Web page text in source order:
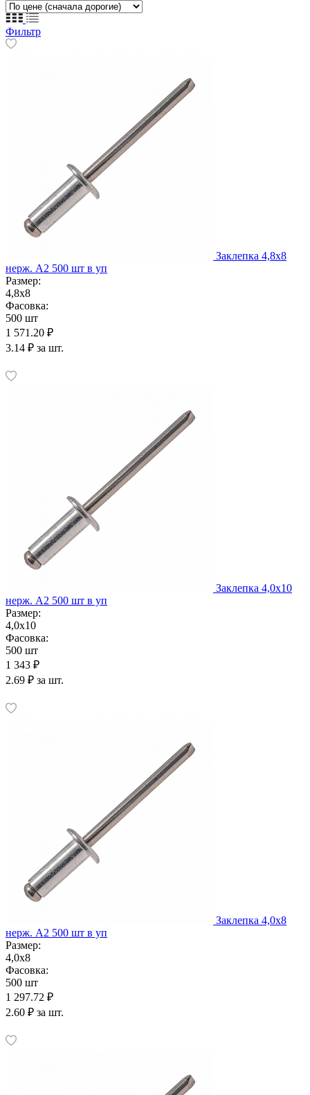
Фильтр
Заклепка 4,8х8
нерж. А2 500 шт в уп
Размер:
4,8х8
Фасовка:
500 шт
1 571.20 ₽
3.14 ₽ за шт.
Заклепка 4,0х10
нерж. А2 500 шт в уп
Размер:
4,0х10
Фасовка:
500 шт
1 343 ₽
2.69 ₽ за шт.
Заклепка 4,0х8
нерж. А2 500 шт в уп
Размер:
4,0х8
Фасовка:
500 шт
1 297.72 ₽
2.60 ₽ за шт.